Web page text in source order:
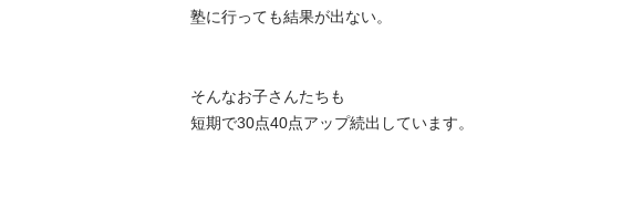
塾に行っても結果が出ない。
そんなお子さんたちも
短期で30点40点アップ続出しています。